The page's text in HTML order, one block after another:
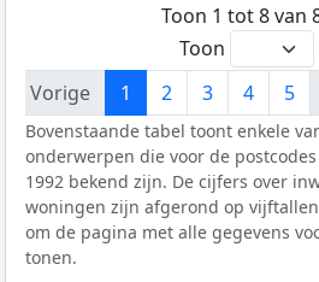
Toon 1 tot 8 van
Toon
Vorige
1 2 3 4 5
Bovenstaande tabel toont enkele
onderwerpen die voor de
1992 bekend zijn. De cijfers over
woningen zijn afgerond op
om de pagina met alle gegevens
tonen.